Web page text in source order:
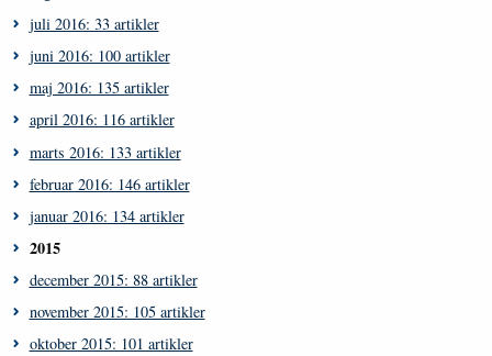
juli 2016: 33 artikler
juni 2016: 100 artikler
maj 2016: 135 artikler
april 2016: 116 artikler
marts 2016: 133 artikler
februar 2016: 146 artikler
januar 2016: 134 artikler
2015
december 2015: 88 artikler
november 2015: 105 artikler
oktober 2015: 101 artikler